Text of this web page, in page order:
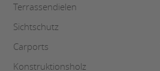
Terrassendielen
Sichtschutz
Carports
Konstruktionsholz